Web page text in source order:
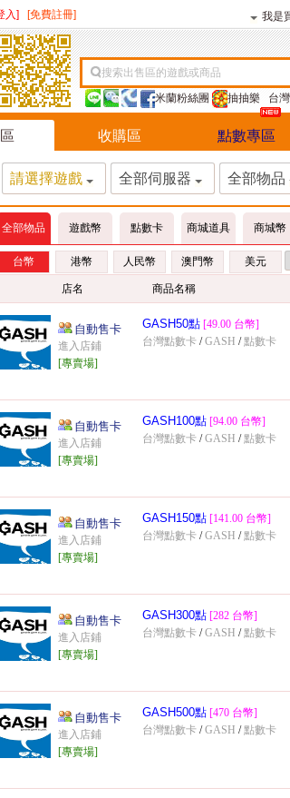
入] [免費註冊] 我是
搜索出售區的遊戲或商品
米蘭粉絲團
抽抽樂 台
收購區 點數專區
請選擇遊戲 全部伺服器 全部物品
全部物品 遊戲幣 點數卡 商城道具 商城幣
台幣 港幣 人民幣 澳門幣 美元
店名 商品名稱
自動售卡
進入店鋪
[專賣場]
GASH50點 [49.00 台幣]
台灣點數卡 /GASH /點數卡
自動售卡
進入店鋪
[專賣場]
GASH100點 [94.00 台幣]
台灣點數卡 /GASH /點數卡
自動售卡
進入店鋪
[專賣場]
GASH150點 [141.00 台幣]
台灣點數卡 /GASH /點數卡
自動售卡
進入店鋪
[專賣場]
GASH300點 [282 台幣]
台灣點數卡 /GASH /點數卡
自動售卡
進入店鋪
[專賣場]
GASH500點 [470 台幣]
台灣點數卡 /GASH /點數卡